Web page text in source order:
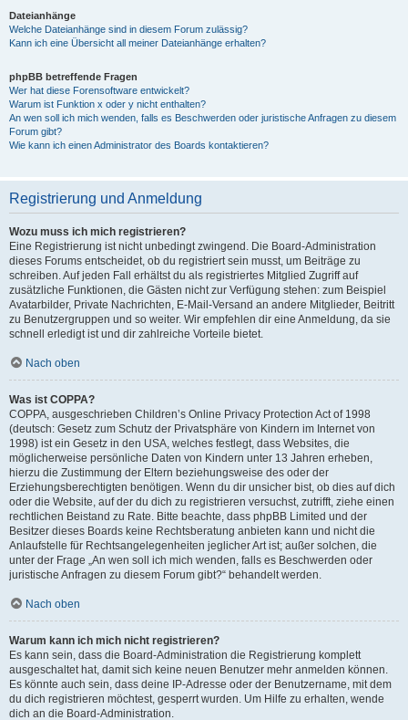
Dateianhänge
Welche Dateianhänge sind in diesem Forum zulässig?
Kann ich eine Übersicht all meiner Dateianhänge erhalten?
phpBB betreffende Fragen
Wer hat diese Forensoftware entwickelt?
Warum ist Funktion x oder y nicht enthalten?
An wen soll ich mich wenden, falls es Beschwerden oder juristische Anfragen zu diesem
Forum gibt?
Wie kann ich einen Administrator des Boards kontaktieren?
Registrierung und Anmeldung
Wozu muss ich mich registrieren?
Eine Registrierung ist nicht unbedingt zwingend. Die Board-Administration
dieses Forums entscheidet, ob du registriert sein musst, um Beiträge zu
schreiben. Auf jeden Fall erhältst du als registriertes Mitglied Zugriff auf
zusätzliche Funktionen, die Gästen nicht zur Verfügung stehen: zum Beispiel
Avatarbilder, Private Nachrichten, E-Mail-Versand an andere Mitglieder, Beitritt
zu Benutzergruppen und so weiter. Wir empfehlen dir eine Anmeldung, da sie
schnell erledigt ist und dir zahlreiche Vorteile bietet.
Nach oben
Was ist COPPA?
COPPA, ausgeschrieben Children’s Online Privacy Protection Act of 1998
(deutsch: Gesetz zum Schutz der Privatsphäre von Kindern im Internet von
1998) ist ein Gesetz in den USA, welches festlegt, dass Websites, die
möglicherweise persönliche Daten von Kindern unter 13 Jahren erheben,
hierzu die Zustimmung der Eltern beziehungsweise des oder der
Erziehungsberechtigten benötigen. Wenn du dir unsicher bist, ob dies auf dich
oder die Website, auf der du dich zu registrieren versuchst, zutrifft, ziehe einen
rechtlichen Beistand zu Rate. Bitte beachte, dass phpBB Limited und der
Besitzer dieses Boards keine Rechtsberatung anbieten kann und nicht die
Anlaufstelle für Rechtsangelegenheiten jeglicher Art ist; außer solchen, die
unter der Frage „An wen soll ich mich wenden, falls es Beschwerden oder
juristische Anfragen zu diesem Forum gibt?“ behandelt werden.
Nach oben
Warum kann ich mich nicht registrieren?
Es kann sein, dass die Board-Administration die Registrierung komplett
ausgeschaltet hat, damit sich keine neuen Benutzer mehr anmelden können.
Es könnte auch sein, dass deine IP-Adresse oder der Benutzername, mit dem
du dich registrieren möchtest, gesperrt wurden. Um Hilfe zu erhalten, wende
dich an die Board-Administration.